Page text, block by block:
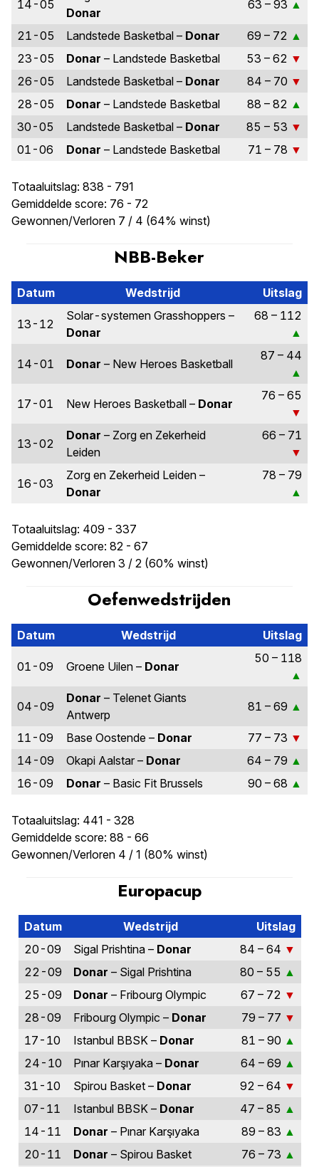
14-05
Donar
63 – 93
21-05 Landstede Basketbal – Donar
69 – 72
23-05
Donar – Landstede Basketbal
53 – 62
26-05
Landstede Basketbal – Donar
84 – 70
28-05
Donar – Landstede Basketbal
88 – 82
30-05
Landstede Basketbal – Donar
85 – 53
01-06
Donar – Landstede Basketbal 71 – 78
Totaaluitslag: 838 - 791
Gemiddelde score: 76 - 72
Gewonnen/Verloren 7 / 4 (64% winst)
NBB-Beker
Datum Wedstrijd Uitslag
13-12
Solar-systemen Grasshoppers –
Donar
68 – 112
14-01 Donar – New Heroes Basketball
87 – 44
17-01 New Heroes Basketball – Donar
76 – 65
13-02
Donar – Zorg en Zekerheid
Leiden
66 – 71
16-03
Zorg en Zekerheid Leiden –
Donar
78 – 79
Totaaluitslag: 409 - 337
Gemiddelde score: 82 - 67
Gewonnen/Verloren 3 / 2 (60% winst)
Oefenwedstrijden
Datum Wedstrijd Uitslag
01-09 Groene Uilen – Donar
50 – 118
04-09
Donar – Telenet Giants
Antwerp
81 – 69
11-09 Base Oostende – Donar
77 – 73
14-09
Okapi Aalstar – Donar
64 – 79
16-09
Donar – Basic Fit Brussels 90 – 68
Totaaluitslag: 441 - 328
Gemiddelde score: 88 - 66
Gewonnen/Verloren 4 / 1 (80% winst)
Europacup
Datum Wedstrijd
Uitslag
20-09
Sigal Prishtina – Donar
84 – 64
22-09
Donar – Sigal Prishtina
80 – 55
25-09
Donar – Fribourg Olympic
67 – 72
28-09
Fribourg Olympic – Donar
79 – 77
17-10
Istanbul BBSK – Donar
81 – 90
24-10
Pınar Karşıyaka – Donar
64 – 69
31-10
Spirou Basket – Donar
92 – 64
07-11
Istanbul BBSK – Donar
47 – 85
14-11
Donar – Pınar Karşıyaka
89 – 83
20-11
Donar – Spirou Basket
76 – 73